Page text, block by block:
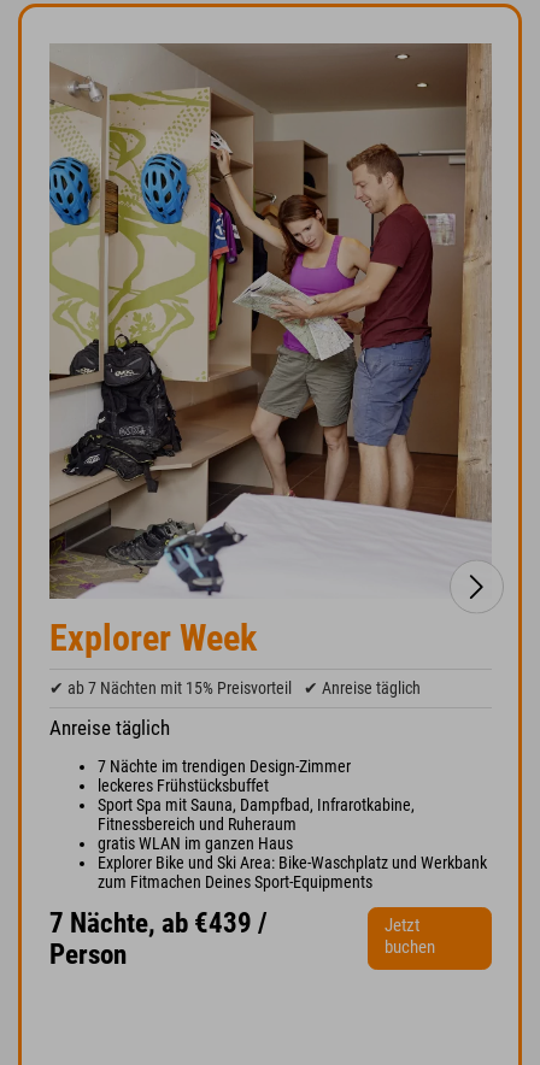
Explorer Week
✔ ab 7 Nächten mit 15% Preisvorteil ✔ Anreise täglich
Anreise täglich
7 Nächte im trendigen Design-Zimmer
leckeres Frühstücksbuffet
Sport Spa mit Sauna, Dampfbad, Infrarotkabine,
Fitnessbereich und Ruheraum
gratis WLAN im ganzen Haus
Explorer Bike und Ski Area: Bike-Waschplatz und Werkbank
zum Fitmachen Deines Sport-Equipments
7 Nächte, ab €439 /
Person
Jetzt
buchen